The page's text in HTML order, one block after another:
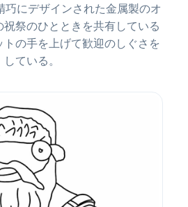
巧にデザインされた金属製のオ
祭のひとときを共有している
の手を上げて歓迎のしぐさを
している。